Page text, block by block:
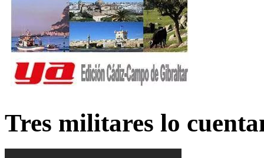
Tres militares lo